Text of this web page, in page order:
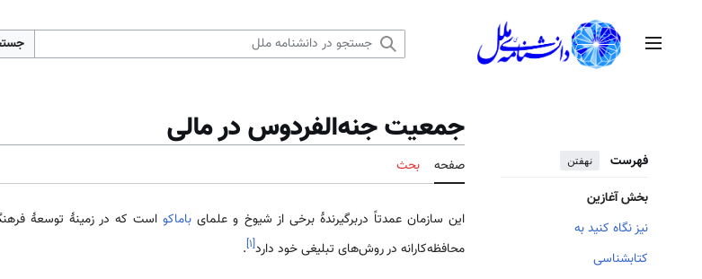
منوی اصلی
فهرست نهفتن
بخش آغازین
نیز نگاه کنید به
کتابشناسی
جمعیت جنه‌الفردوس در مالی
صفحه بحث
این سازمان عمدتاً دربرگیرندۀ برخی از شیوخ و علمای باماکواست که در زمینۀ توسعۀ
محافظه‌کارانه در روش‌های تبلیغی خود دارد[۱]
.